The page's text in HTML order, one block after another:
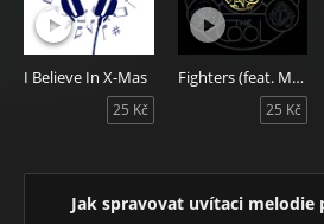
I Believe In X-Mas
25 Kč
Fighters (feat. Matthew Santos)
25 Kč
Jak spravovat uvítaci melodie